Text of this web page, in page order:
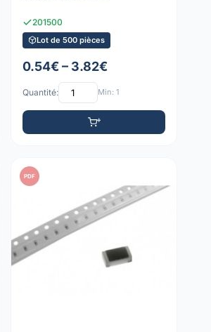
201500
Lot de 500 pièces
0.54€ – 3.82€
Quantité: Min: 1
PDF